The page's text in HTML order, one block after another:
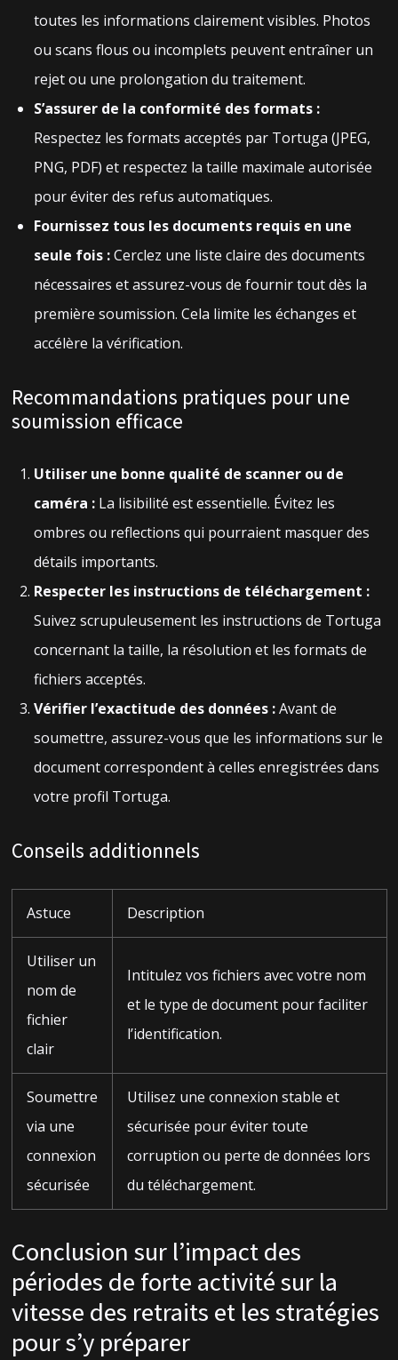
toutes les informations clairement visibles. Photos
ou scans flous ou incomplets peuvent entraîner un
rejet ou une prolongation du traitement.
S’assurer de la conformité des formats :
Respectez les formats acceptés par Tortuga (JPEG,
PNG, PDF) et respectez la taille maximale autorisée
pour éviter des refus automatiques.
Fournissez tous les documents requis en une
seule fois :Cerclez une liste claire des documents
nécessaires et assurez-vous de fournir tout dès la
première soumission. Cela limite les échanges et
accélère la vérification.
Recommandations pratiques pour une
soumission efficace
Utiliser une bonne qualité de scanner ou de
caméra :La lisibilité est essentielle. Évitez les
ombres ou reflections qui pourraient masquer des
détails importants.
Respecter les instructions de téléchargement :
Suivez scrupuleusement les instructions de Tortuga
concernant la taille, la résolution et les formats de
fichiers acceptés.
Vérifier l’exactitude des données :Avant de
soumettre, assurez-vous que les informations sur le
document correspondent à celles enregistrées dans
votre profil Tortuga.
Conseils additionnels
Astuce Description
Utiliser un
nom de
fichier
clair
Intitulez vos fichiers avec votre nom
et le type de document pour faciliter
l’identification.
Soumettre
via une
connexion
sécurisée
Utilisez une connexion stable et
sécurisée pour éviter toute
corruption ou perte de données lors
du téléchargement.
Conclusion sur l’impact des
périodes de forte activité sur la
vitesse des retraits et les stratégies
pour s’y préparer